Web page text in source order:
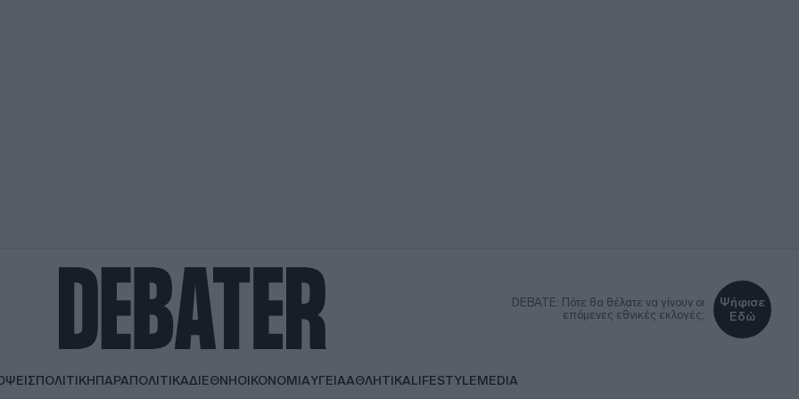
DEBATE: Πότε θα θέλατε να γίνουν οι
επόμενες εθνικές εκλογές;
Ψήφισε
Εδώ
ΠΟΛΙΤΙΚΗΠΑΡΑΠΟΛΙΤΙΚΑΔΙΕΘΝΗΟΙΚΟΝΟΜΙΑΥΓΕΙΑΑΘΛΗΤΙΚΑLIFESTYLEMEDIA